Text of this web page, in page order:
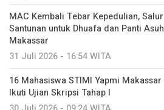
MAC Kembali Tebar Kepedulian,
Santunan untuk Dhuafa dan Panti
Makassar
31 Juli 2026 - 16:54 WITA
16 Mahasiswa STIMI Yapmi Makassar
Ikuti Ujian Skripsi Tahap I